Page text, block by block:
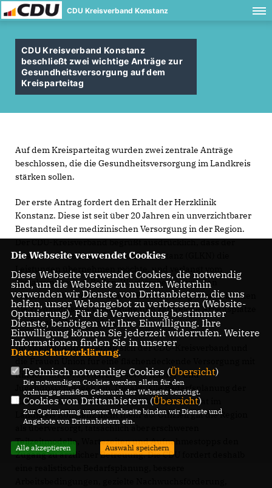
CDU Kreisverband Konstanz
CDU Kreisverband Konstanz
beschließt zwei wichtige Anträge zur
Gesundheitsversorgung auf dem
Kreisparteitag
Auf dem Kreisparteitag wurden zwei zentrale Anträge
beschlossen, die die Gesundheitsversorgung im Landkreis
stärken sollen.
Der erste Antrag fordert den Erhalt der Herzklinik
Konstanz. Diese ist seit über 20 Jahren ein unverzichtbarer
Bestandteil der medizinischen Versorgung in der Region.
Der CDU-Kreisverband begrüßt ausdrücklich, dass der
Gesundheitsverbund Landkreis Konstanz (GLKN) die
Leistungen übernehmen möchte, und verlangt vom
Sozialministerium Baden-Württemberg sowie den
Krankenkassen eine schnelle Entscheidung. Nur so können
die kardiologische Versorgung und zahlreiche Arbeitsplätze
vor Ort gesichert werden.
Im zweiten Antrag setzen sich der CDU-Kreisverband und
die Frauen Union für eine flächendeckende Versorgung mit
Kinder- und Frauenärzten sowie Kinder- und
Jugendpsychologen ein. Die aktuelle Bedarfsplanung der
Kassenärztlichen Vereinigung bildet die Realität im
Landkreis Konstanz nicht mehr ab: Offiziell gilt die Region
als überversorgt, tatsächlich aber erschweren
Teilzeitmodelle, Wartezeiten und Aufnahmestopps den
Zugang zu ärztlicher Betreuung. Die CDU fordert deshalb
Die Webseite verwendet Cookies
Diese Webseite verwendet Cookies, die notwendig
sind, um die Webseite zu nutzen. Weiterhin
verwenden wir Dienste von Drittanbietern, die uns
helfen, unser Webangebot zu verbessern (Website-
Optmierung). Für die Verwendung bestimmter
Dienste, benötigen wir Ihre Einwilligung. Ihre
Einwilligung können Sie jederzeit widerrufen. Weitere
Informationen finden Sie in unserer
Datenschutzerklärung.
Technisch notwendige Cookies (Übersicht)
Die notwendigen Cookies werden allein für den
ordnungsgemäßen Gebrauch der Webseite benötigt.
Cookies von Drittanbietern (Übersicht)
Zur Optimierung unserer Webseite binden wir Dienste und
Angebote von Drittanbietern ein.
Alle akzeptieren Auswahl speichern